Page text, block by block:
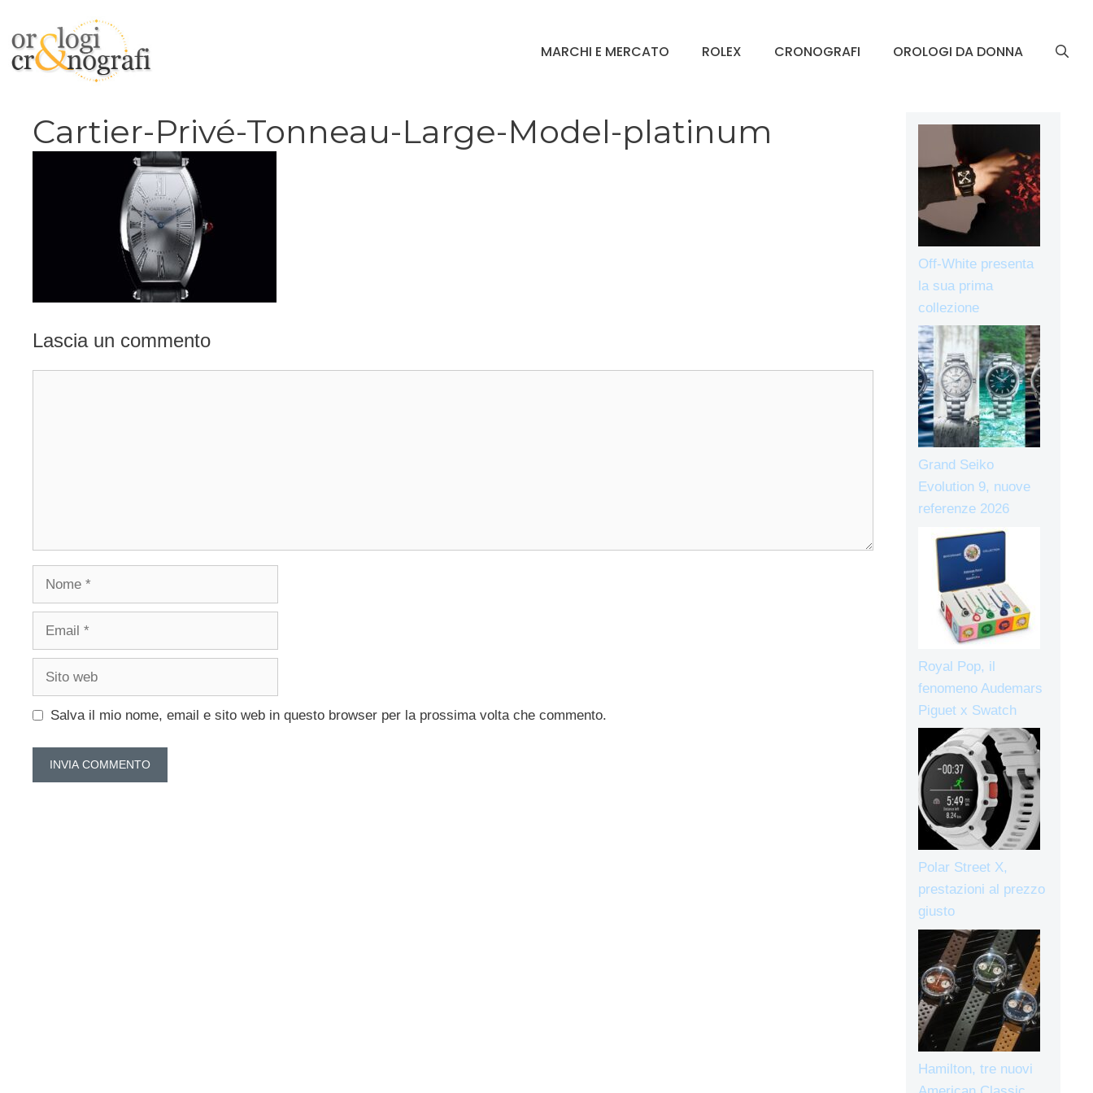
contenuto
MARCHI E MERCATO ROLEX CRONOGRAFI OROLOGI DA DONNA
Cartier-Privé-Tonneau-Large-Model-platinum
Lascia un commento
Nome
Email
Sito
Salva il mio nome, email e sito web in questo browser per la prossima volta che commento.
Off-White presenta
la sua prima
collezione
Grand Seiko
Evolution 9, nuove
referenze 2026
Royal Pop, il
fenomeno Audemars
Piguet x Swatch
Polar Street X,
prestazioni al prezzo
giusto
Hamilton, tre nuovi